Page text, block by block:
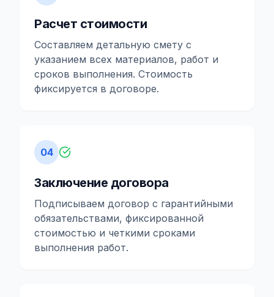
Расчет стоимости
Составляем детальную смету с
указанием всех материалов, работ и
сроков выполнения. Стоимость
фиксируется в договоре.
04
Заключение договора
Подписываем договор с гарантийными
обязательствами, фиксированной
стоимостью и четкими сроками
выполнения работ.